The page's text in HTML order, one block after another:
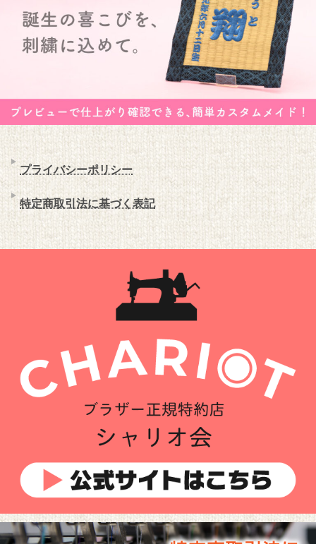
プライバシーポリシー
特定商取引法に基づく表記